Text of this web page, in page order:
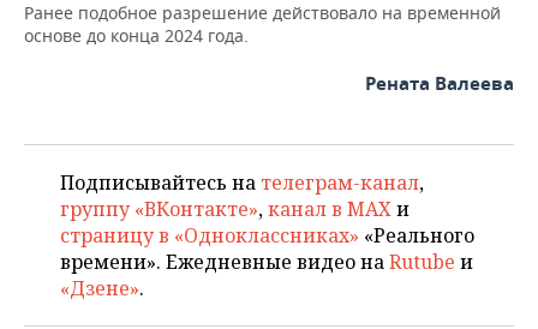
Ранее подобное разрешение действовало на временной
основе до конца 2024 года.
Рената Валеева
Подписывайтесь на телеграм-канал,
группу «ВКонтакте»,канал в MAXи
страницу в «Одноклассниках» «Реального
времени». Ежедневные видео наRutube и
«Дзене».